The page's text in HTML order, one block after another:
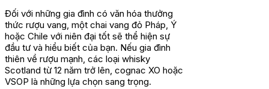
Đối với những gia đình có văn hóa thưởng
thức rượu vang, một chai vang đỏ Pháp, Ý
hoặc Chile với niên đại tốt sẽ thể hiện sự
đầu tư và hiểu biết của bạn. Nếu gia đình
thiên về rượu mạnh, các loại whisky
Scotland từ 12 năm trở lên, cognac XO hoặc
VSOP là những lựa chọn sang trọng.